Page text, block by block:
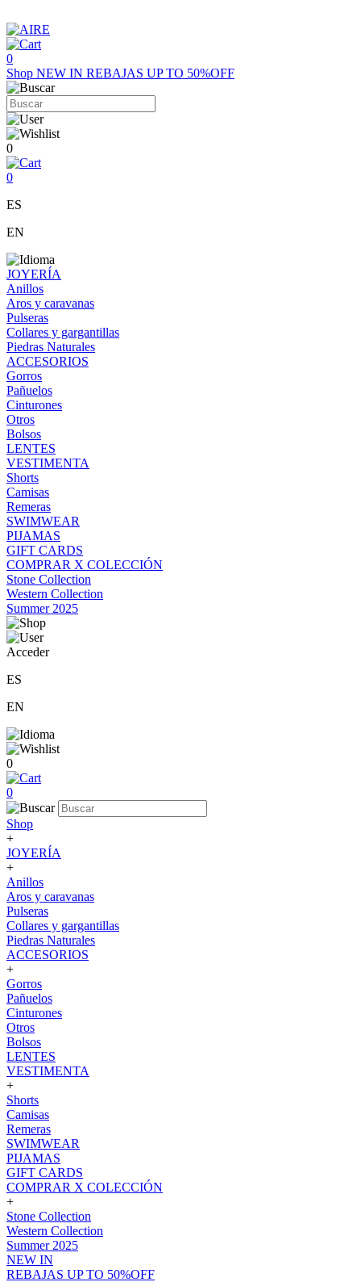
0
Shop NEW IN REBAJAS UP TO 50%OFF
0
0
ES
EN
JOYERÍA
Anillos
Aros y caravanas
Pulseras
Collares y gargantillas
Piedras Naturales
ACCESORIOS
Gorros
Pañuelos
Cinturones
Otros
Bolsos
LENTES
VESTIMENTA
Shorts
Camisas
Remeras
SWIMWEAR
PIJAMAS
GIFT CARDS
COMPRAR X COLECCIÓN
Stone Collection
Western Collection
Summer 2025
Acceder
ES
EN
0
0
Shop
+
JOYERÍA
+
Anillos
Aros y caravanas
Pulseras
Collares y gargantillas
Piedras Naturales
ACCESORIOS
+
Gorros
Pañuelos
Cinturones
Otros
Bolsos
LENTES
VESTIMENTA
+
Shorts
Camisas
Remeras
SWIMWEAR
PIJAMAS
GIFT CARDS
COMPRAR X COLECCIÓN
+
Stone Collection
Western Collection
Summer 2025
NEW IN
REBAJAS UP TO 50%OFF